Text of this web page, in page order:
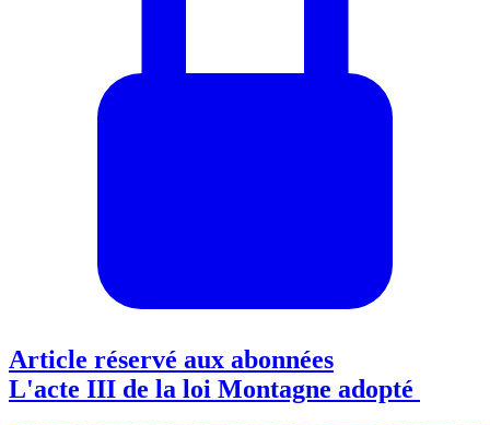
Article réservé aux abonnées
L'acte III de la loi Montagne adopté